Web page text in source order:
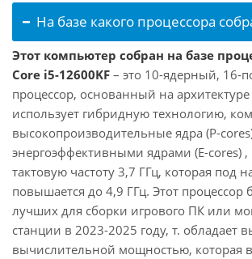
На базе какого процессора
Этот компьютер собран на базе
Core i5-12600KF – это 10-ядерный, 16-
процессор, основанный на
использует гибридную технологию,
высокопроизводительные ядра (P-
энергоэффективными ядрами (E-cores)
тактовую частоту 3,7 ГГц, которая под
повышается до 4,9 ГГц. Этот процессор
лучших для сборки игрового ПК или
станции в 2023-2025 году, т. обладает
вычислительной мощностью, которая